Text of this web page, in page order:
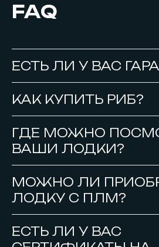
FAQ
ЕСТЬ ЛИ У ВАС
КАК КУПИТЬ РИБ?
ГДЕ МОЖНО
ВАШИ ЛОДКИ?
МОЖНО ЛИ
ЛОДКУ С ПЛМ?
ЕСТЬ ЛИ У ВАС